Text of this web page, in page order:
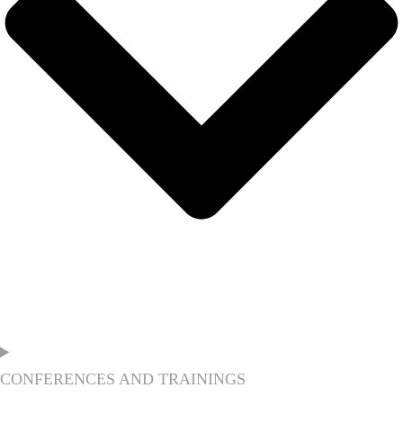
CONFERENCES AND TRAININGS